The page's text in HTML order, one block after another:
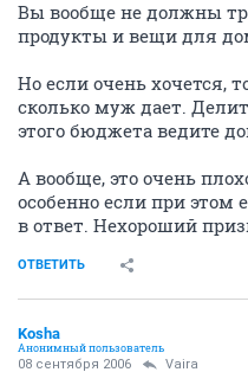
Вы вообще не должны
продукты и вещи для
Но если очень хочется,
сколько муж дает.
этого бюджета ведите
А вообще, это очень
особенно если при этом
в ответ. Нехороший
ОТВЕТИТЬ
Kosha
Анонимный пользователь
08 сентября 2006 Vaira